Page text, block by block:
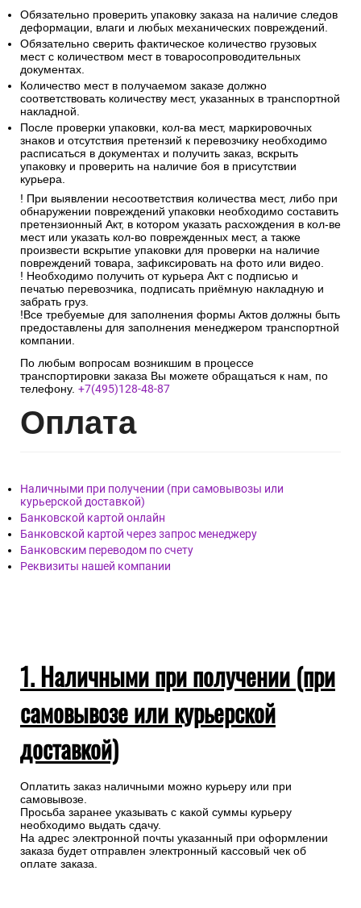
Обязательно проверить упаковку заказа на наличие следов
деформации, влаги и любых механических повреждений.
Обязательно сверить фактическое количество грузовых
мест с количеством мест в товаросопроводительных
документах.
Количество мест в получаемом заказе должно
соответствовать количеству мест, указанных в транспортной
накладной.
После проверки упаковки, кол-ва мест, маркировочных
знаков и отсутствия претензий к перевозчику необходимо
расписаться в документах и получить заказ, вскрыть
упаковку и проверить на наличие боя в присутствии
курьера.
! При выявлении несоответствия количества мест, либо при
обнаружении повреждений упаковки необходимо составить
претензионный Акт, в котором указать расхождения в кол-ве
мест или указать кол-во поврежденных мест, а также
произвести вскрытие упаковки для проверки на наличие
повреждений товара, зафиксировать на фото или видео.
! Необходимо получить от курьера Акт с подписью и
печатью перевозчика, подписать приёмную накладную и
забрать груз.
!Все требуемые для заполнения формы Актов должны быть
предоставлены для заполнения менеджером транспортной
компании.
По любым вопросам возникшим в процессе
транспортировки заказа Вы можете обращаться к нам, по
телефону. +7(495)128-48-87
Оплата
Наличными при получении (при самовывозы или
курьерской доставкой)
Банковской картой онлайн
Банковской картой через запрос менеджеру
Банковским переводом по счету
Реквизиты нашей компании
1. Наличными при получении (при
самовывозе или курьерской
доставкой)
Оплатить заказ наличными можно курьеру или при
самовывозе.
Просьба заранее указывать с какой суммы курьеру
необходимо выдать сдачу.
На адрес электронной почты указанный при оформлении
заказа будет отправлен электронный кассовый чек об
оплате заказа.